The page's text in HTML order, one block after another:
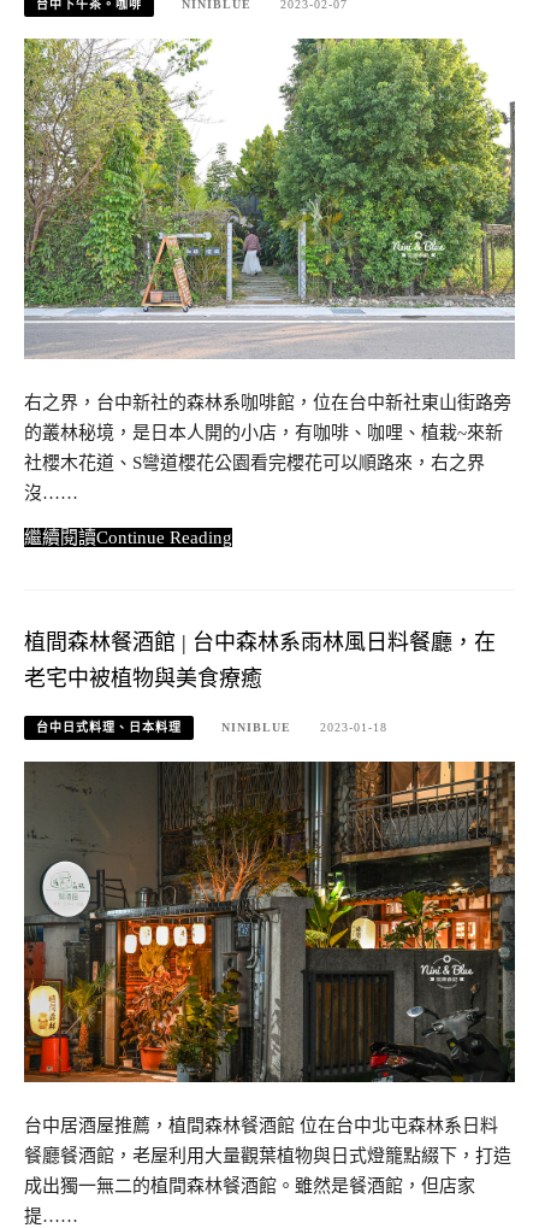
台中下午茶。咖啡 NINIBLUE 2023-02-07
右之界，台中新社的森林系咖啡館，位在台中新社東山街路旁
的叢林秘境，是日本人開的小店，有咖啡、咖哩、植栽~來新
社櫻木花道、S彎道櫻花公園看完櫻花可以順路來，右之界
沒……
Continue Reading
植間森林餐酒館 | 台中森林系雨林風日料餐廳，在
老宅中被植物與美食療癒
台中日式料理、日本料理 NINIBLUE 2023-01-18
台中居酒屋推薦，植間森林餐酒館 位在台中北屯森林系日料
餐廳餐酒館，老屋利用大量觀葉植物與日式燈籠點綴下，打造
成出獨一無二的植間森林餐酒館。雖然是餐酒館，但店家
提……